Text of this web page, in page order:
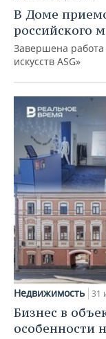
В Доме
российского
Завершена
искусств ASG»
Недвижимость 31
Бизнес в
особенности